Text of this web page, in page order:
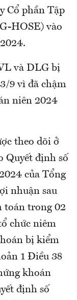
Cổ phần Tập
HOSE) vào
và DLG bị
9 vì đã chậm
niên 2024
theo dõi ở
Quyết định số
của Tổng
nhuận sau
toán trong 02
chức niêm
bị kiểm
1 Điều 38
khoán
định số